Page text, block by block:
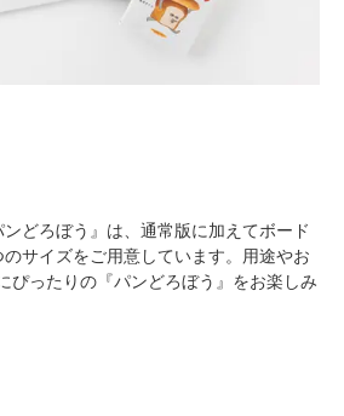
どろぼう』は、通常版に加えてボード
サイズをご用意しています。用途やお
ぴったりの『パンどろぼう』をお楽しみ